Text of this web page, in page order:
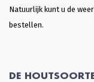
Natuurlijk kunt u de
bestellen.
DE